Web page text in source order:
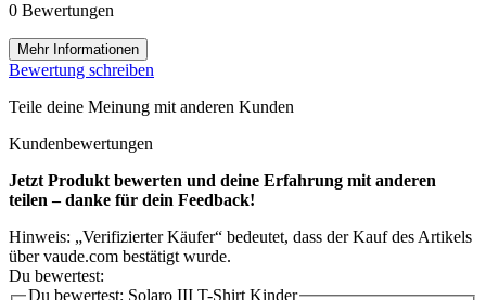
0 Bewertungen
Mehr Informationen
Bewertung schreiben
Teile deine Meinung mit anderen Kunden
Kundenbewertungen
Jetzt Produkt bewerten und deine Erfahrung mit anderen
teilen – danke für dein Feedback!
Hinweis: „Verifizierter Käufer“ bedeutet, dass der Kauf des Artikels
über vaude.com bestätigt wurde.
Du bewertest:
Du bewertest:
Solaro III T-Shirt Kinder